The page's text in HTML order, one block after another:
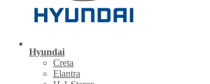
Hyundai
Creta
Elantra